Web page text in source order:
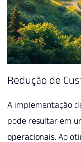
Redução de
A implementação
pode resultar em
operacionais. Ao